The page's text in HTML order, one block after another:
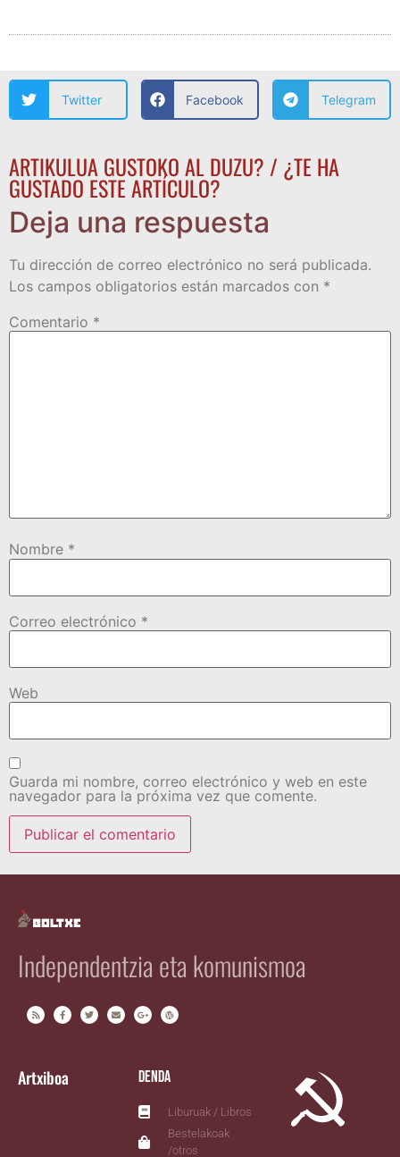
Twitter Facebook Telegram
ARTIKULUA GUSTOKO AL DUZU? / ¿TE HA
GUSTADO ESTE ARTÍCULO?
Deja una respuesta
Tu dirección de correo electrónico no será publicada.
Los campos obligatorios están marcados con *
Comentario *
Nombre *
Correo electrónico *
Web
Guarda mi nombre, correo electrónico y web en este
navegador para la próxima vez que comente.
Independentzia eta komunismoa
Artxiboa Denda
Liburuak / Libros
Bestelakoak
/otros